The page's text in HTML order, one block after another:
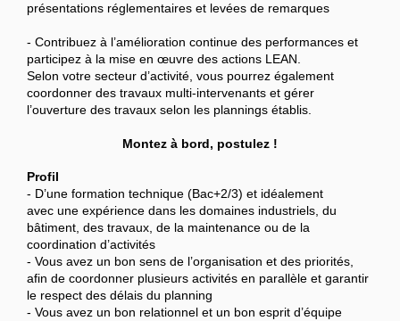
présentations réglementaires et levées de remarques
- Contribuez à l’amélioration continue des performances et
participez à la mise en œuvre des actions LEAN.
Selon votre secteur d’activité, vous pourrez également
coordonner des travaux multi-intervenants et gérer
l’ouverture des travaux selon les plannings établis.
Montez à bord, postulez !
Profil
- D’une formation technique (Bac+2/3) et idéalement
avec une expérience dans les domaines industriels, du
bâtiment, des travaux, de la maintenance ou de la
coordination d’activités
- Vous avez un bon sens de l’organisation et des priorités,
afin de coordonner plusieurs activités en parallèle et garantir
le respect des délais du planning
- Vous avez un bon relationnel et un bon esprit d’équipe